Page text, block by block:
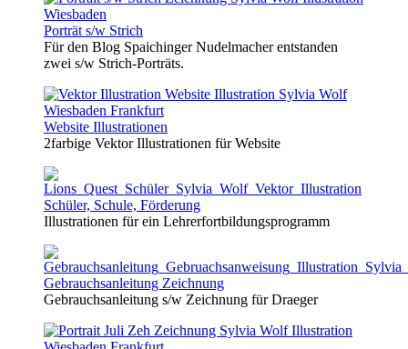
Porträt s/w Strich
Für den Blog Spaichinger Nudelmacher entstanden
zwei s/w Strich-Porträts.
Website Illustrationen
2farbige Vektor Illustrationen für Website
Schüler, Schule, Förderung
Illustrationen für ein Lehrerfortbildungsprogramm
Gebrauchsanleitung Zeichnung
Gebrauchsanleitung s/w Zeichnung für Draeger